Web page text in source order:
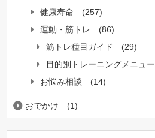
健康寿命
(257)
運動・筋トレ
(86)
筋トレ種目ガイド
(29)
目的別トレーニングメニュー
お悩み相談
(14)
おでかけ (1)